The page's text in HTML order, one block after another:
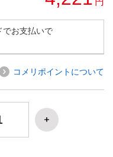
でお支払いで
コメリポイントについて